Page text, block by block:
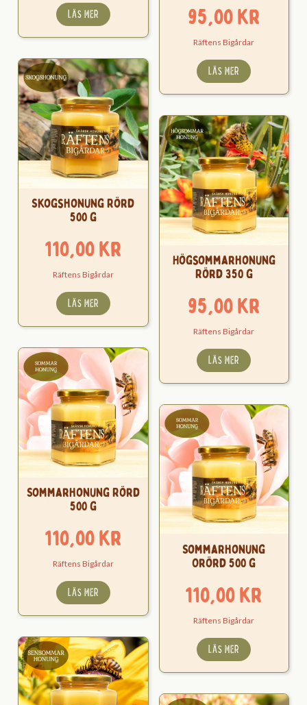
LÄS MER 95,00kr
Räftens Bigårdar
LÄS MER
Skogshonung Rörd
500 g
110,00kr
Räftens Bigårdar
LÄS MER
Högsommarhonung
Rörd 350 g
95,00kr
Räftens Bigårdar
LÄS MER
Sommarhonung Rörd
500 g
110,00kr
Räftens Bigårdar
LÄS MER
Sommarhonung
Orörd 500 g
110,00kr
Räftens Bigårdar
LÄS MER